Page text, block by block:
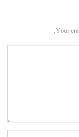
Your